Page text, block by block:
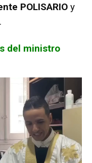
POLISARIO y
del ministro